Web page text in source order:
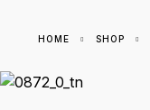
HOME SHOP